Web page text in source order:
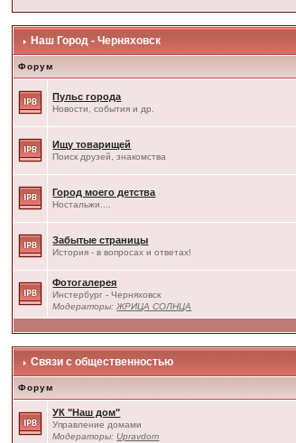
Наш Город - Черняховск
Форум
Пульс города
Новости, события и др.
Ищу товарищей
Поиск друзей, знакомства
Город моего детства
Ностальжи....
Забытые страницы
История - в вопросах и ответах!
Фотогалерея
Инстербург - Черняховск
Модераторы:ЖРИЦА СОЛНЦА
Связи с общественностью
Форум
УК "Наш дом"
Управление домами
Модераторы:Upravdom